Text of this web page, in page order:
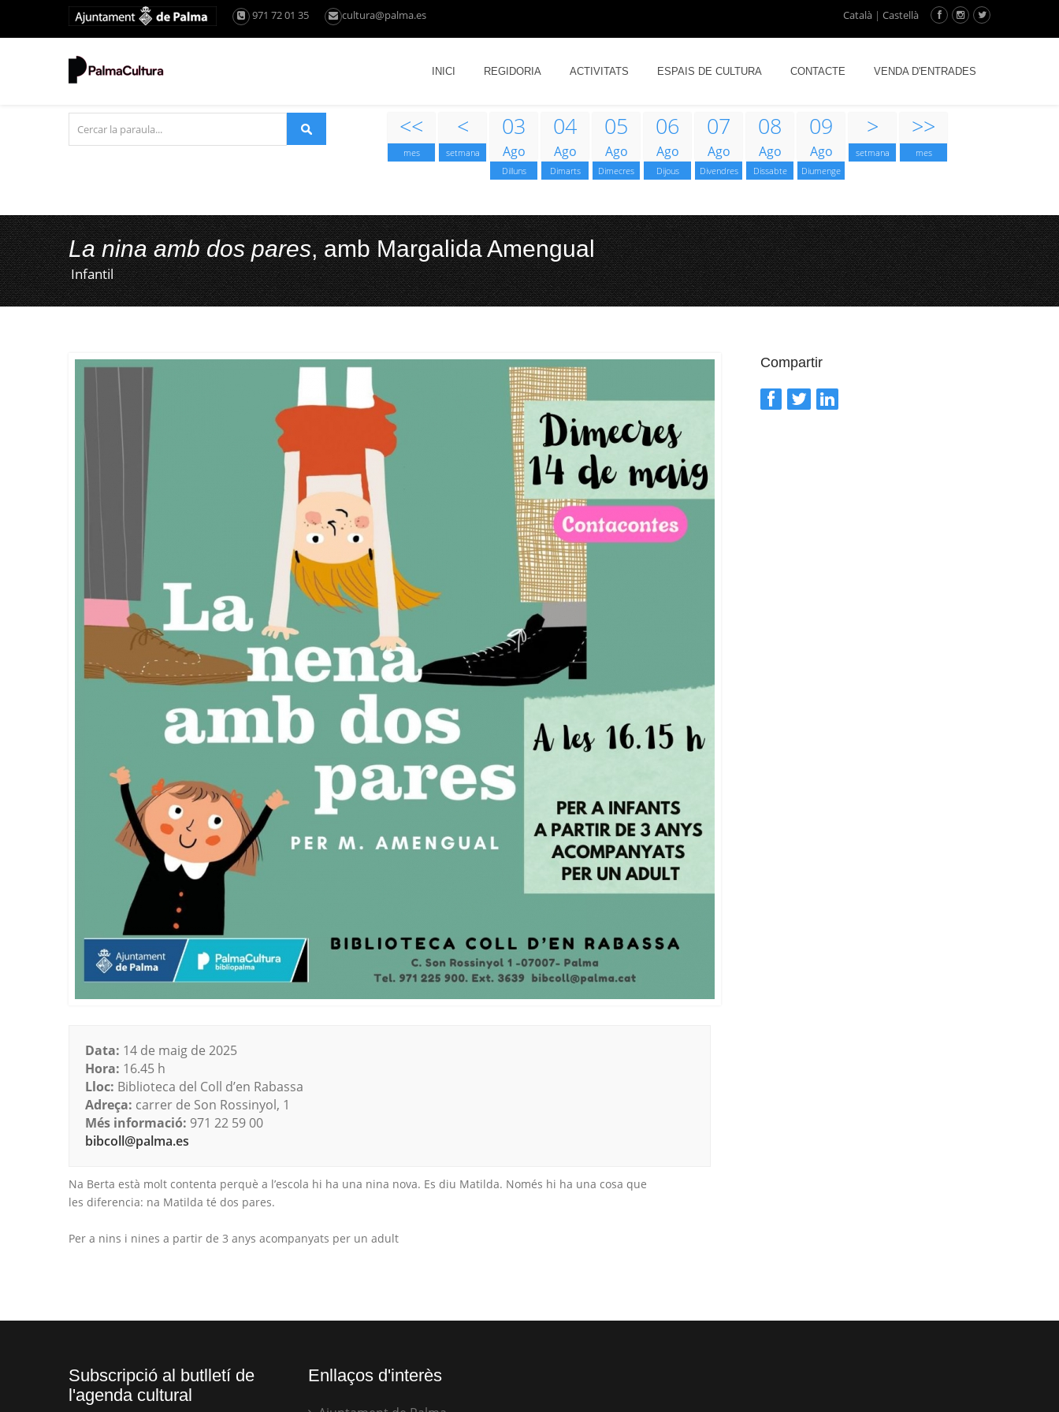
971 72 01 35 cultura@palma.es Català | Castellà
INICI REGIDORIA ACTIVITATS ESPAIS DE CULTURA CONTACTE VENDA D'ENTRADES
<<
mes
<
setmana
03
Ago
Dilluns
04
Ago
Dimarts
05
Ago
Dimecres
06
Ago
Dijous
07
Ago
Divendres
08
Ago
Dissabte
09
Ago
Diumenge
>
setmana
>>
mes
La nina amb dos pares, amb Margalida Amengual
Infantil
Data: 14 de maig de 2025
Hora: 16.45 h
Lloc: Biblioteca del Coll d’en Rabassa
Adreça: carrer de Son Rossinyol, 1
Més informació: 971 22 59 00
bibcoll@palma.es
Na Berta està molt contenta perquè a l’escola hi ha una nina nova. Es diu Matilda. Només hi ha una cosa que
les diferencia: na Matilda té dos pares.
Per a nins i nines a partir de 3 anys acompanyats per un adult
Compartir
Subscripció al butlletí de
l'agenda cultural
Enllaços d'interès